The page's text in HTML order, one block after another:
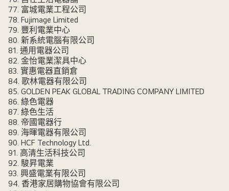
77. 富城電業工程公司
78. Fujimage Limited
79. 豐利電業中心
80. 新系統電腦有限公司
81. 通用電器公司
82. 金怡電業潔具中心
83. 實惠電器直銷倉
84. 歌林電器有限公司
85. GOLDEN PEAK GLOBAL TRADING COMPANY LIMITED
86. 綠色電器
87. 綠色生活
88. 帝國電器行
89. 海暉電器有限公司
90. HCF Technology Ltd.
91. 高清生活科技公司
92. 駿昇電業
93. 興盛電業有限公司
94. 香港家居購物協會有限公司